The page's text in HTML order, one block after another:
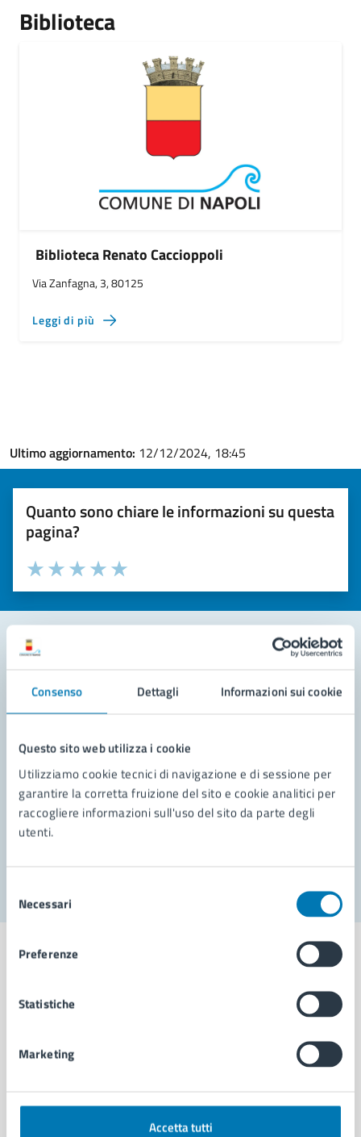
Consenso Dettagli Informazioni sui cookie
Questo sito web utilizza i cookie
Utilizziamo cookie tecnici di navigazione e di sessione per
garantire la corretta fruizione del sito e cookie analitici per
raccogliere informazioni sull'uso del sito da parte degli
utenti.
delNecessari
Preferenze
Statistiche
Marketing
Accetta tutti
Biblioteca
Biblioteca Renato Caccioppoli
Via Zanfagna, 3, 80125
Leggi di più
Ultimo aggiornamento: 12/12/2024, 18:45
Quanto sono chiare le informazioni su questa
pagina?
Valuta la chiarezza delle informazioni (da 1 a 5 stelle)
Seleziona il numero di stelle per valutare la chiarezza delle
Valuta 5 stelle su 5
Valuta 4 stelle su 5
Valuta 3 stelle su 5
Valuta 2 stelle su 5
Valuta 1 stelle su 5
Leggi le domande frequenti
Richiedi assistenza
Prenota appuntamento
Problemi in città
Comune di Napoli
AMMINISTRAZIONE
Organi di governo